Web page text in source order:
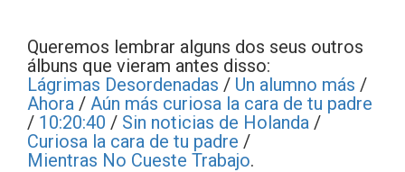
Queremos lembrar alguns dos seus outros
álbuns que vieram antes disso:
Lágrimas Desordenadas / Un alumno más /
Ahora / Aún más curiosa la cara de tu padre
/ 10:20:40 / Sin noticias de Holanda /
Curiosa la cara de tu padre /
Mientras No Cueste Trabajo.